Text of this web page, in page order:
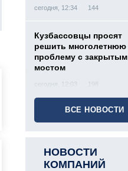
сегодня, 12:34 144
Кузбассовцы просят
решить многолетнюю
проблему с закрытым
мостом
сегодня, 12:03 198
ВСЕ НОВОСТИ
НОВОСТИ
КОМПАНИЙ